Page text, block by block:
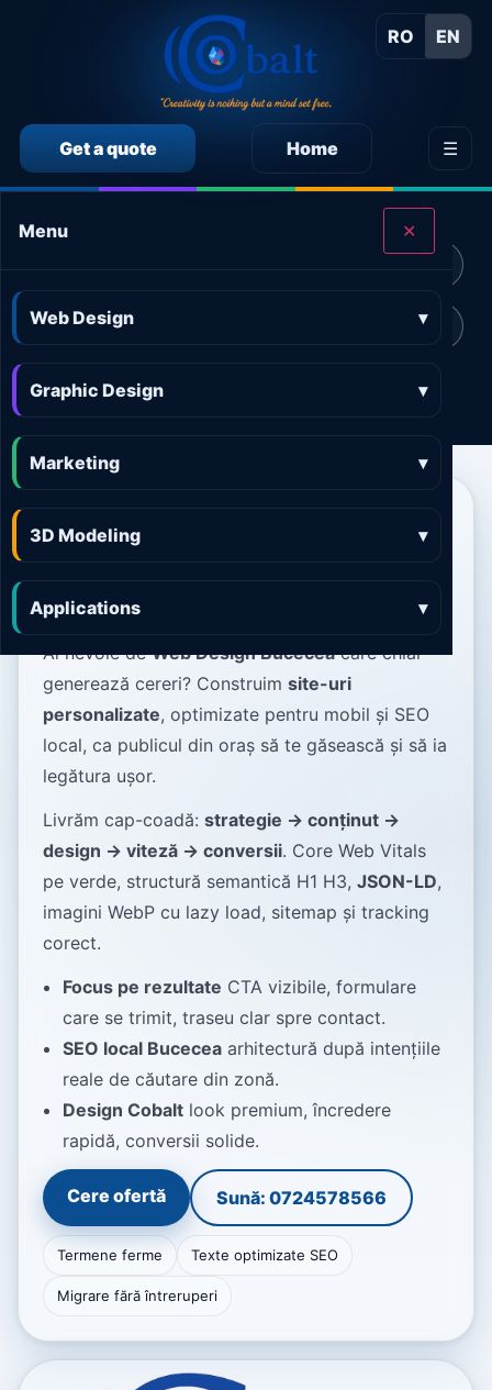
RO EN
Get a quote Home ☰
Menu ✕
Web Design ▾
Graphic Design ▾
Marketing ▾
3D Modeling ▾
Applications ▾
CALCULEAZĂ SINGUR PREȚUL SERVICIILOR
Calculator preț Marketing online Calculator preț 3D and AR
Calculator preț Aplicații
Web Design Bucecea
și orientate pe conversie
Ai nevoie deWeb Design Buceceacare chiar
generează cereri? Construim site-uri
personalizate, optimizate pentru mobil și SEO
local, ca publicul din oraș să te găsească și să ia
legătura ușor.
Livrăm cap-coadă: strategie → conținut →
design → viteză → conversii. Core Web Vitals
pe verde, structură semantică H1 H3, JSON-LD,
imagini WebP cu lazy load, sitemap și tracking
corect.
Focus pe rezultate CTA vizibile, formulare
care se trimit, traseu clar spre contact.
SEO local Bucecea arhitectură după intențiile
reale de căutare din zonă.
Design Cobalt look premium, încredere
rapidă, conversii solide.
Cere ofertă Sună: 0724578566
Termene ferme Texte optimizate SEO
Migrare fără întreruperi